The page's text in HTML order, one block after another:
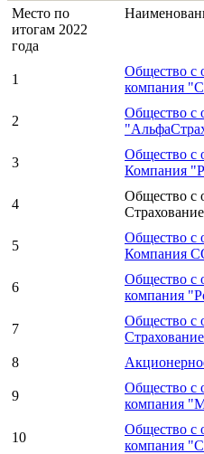
Место по
итогам 2022
года
1
Общество с
компания
2
Общество с
3
Общество с
Компания
4
Общество с
5
Общество с
Компания
6
Общество с
компания
7
Общество с
8
9
Общество с
компания
10
Общество с
компания